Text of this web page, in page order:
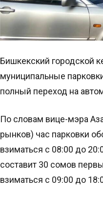
Бишкекский городской
муниципальные
полный переход на
По словам вице-мэра
рынков) час парковки
взиматься с 08:00 до
составит 30 сомов
взиматься с 09:00 до